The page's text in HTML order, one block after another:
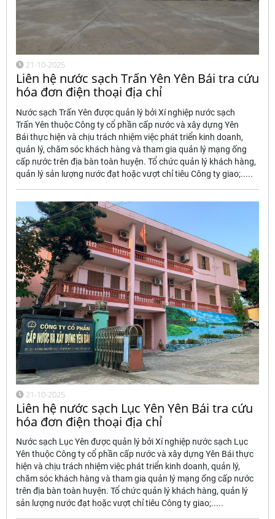
21-10-2025
Liên hệ nước sạch Trấn Yên Yên Bái tra cứu
hóa đơn điện thoại địa chỉ
Nước sạch Trấn Yên được quản lý bởi Xí nghiệp nước sạch
Trấn Yên thuộc Công ty cổ phần cấp nước và xây dựng Yên
Bái thực hiện và chịu trách nhiệm việc phát triển kinh doanh,
quản lý, chăm sóc khách hàng và tham gia quản lý mạng ống
cấp nước trên địa bàn toàn huyện. Tổ chức quản lý khách hàng,
quản lý sản lượng nước đạt hoặc vượt chỉ tiêu Công ty giao;.....
21-10-2025
Liên hệ nước sạch Lục Yên Yên Bái tra cứu
hóa đơn điện thoại địa chỉ
Nước sạch Lục Yên được quản lý bởi Xí nghiệp nước sạch Lục
Yên thuộc Công ty cổ phần cấp nước và xây dựng Yên Bái thực
hiện và chịu trách nhiệm việc phát triển kinh doanh, quản lý,
chăm sóc khách hàng và tham gia quản lý mạng ống cấp nước
trên địa bàn toàn huyện. Tổ chức quản lý khách hàng, quản lý
sản lượng nước đạt hoặc vượt chỉ tiêu Công ty giao;.....